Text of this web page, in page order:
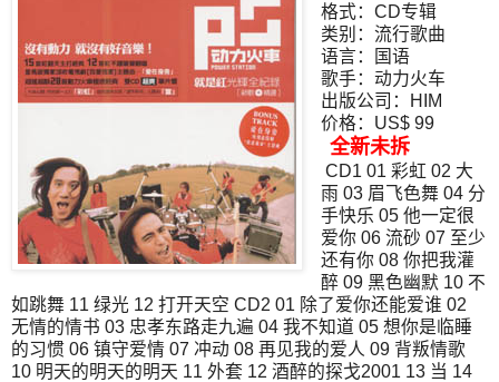
格式：CD专辑
类别：流行歌曲
语言：国语
歌手：动力火车
出版公司：HIM
价格：US$ 99
全新未拆
CD1 01 彩虹 02 大
雨 03 眉飞色舞 04 分
手快乐 05 他一定很
爱你 06 流砂 07 至少
还有你 08 你把我灌
醉 09 黑色幽默 10 不
如跳舞 11 绿光 12 打开天空 CD2 01 除了爱你还能爱谁 02
无情的情书 03 忠孝东路走九遍 04 我不知道 05 想你是临睡
的习惯 06 镇守爱情 07 冲动 08 再见我的爱人 09 背叛情歌
10 明天的明天的明天 11 外套 12 酒醉的探戈2001 13 当 14